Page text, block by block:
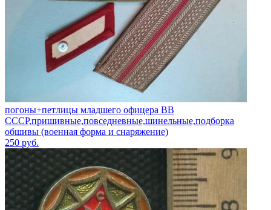
погоны+петлицы младшего офицера ВВ
СССР,пришивные,повседневные,шинельные,подборка
обшивы (военная форма и снаряжение)
250 руб.